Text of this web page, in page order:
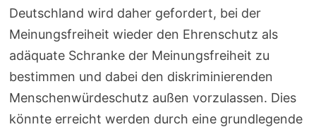
Deutschland wird daher gefordert, bei der
Meinungsfreiheit wieder den Ehrenschutz als
adäquate Schranke der Meinungsfreiheit zu
bestimmen und dabei den diskriminierenden
Menschenwürdeschutz außen vorzulassen. Dies
könnte erreicht werden durch eine grundlegende